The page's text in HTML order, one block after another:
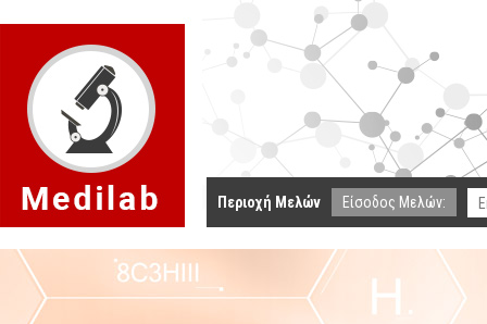
Περιοχή Μελών Είσοδος Μελών: